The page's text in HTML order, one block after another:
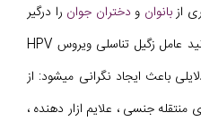
ازبانوان و دختران جوان را درگیر
خود کرده است.همانطور که می دانید عامل زگیل تناسلی ویروس HPV
باعث ایجاد نگرانی میشود: از
منتقله جنسی ، علایم ازار دهنده ،